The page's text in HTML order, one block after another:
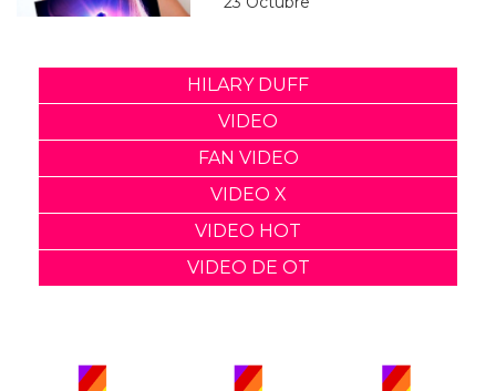
HILARY DUFF
VIDEO
FAN VIDEO
VIDEO X
VIDEO HOT
VIDEO DE OT